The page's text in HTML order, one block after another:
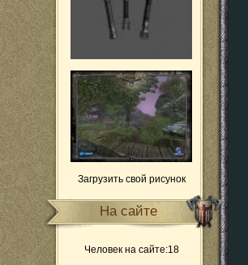
Загрузить свой рисунок
На сайте
Человек на сайте:18